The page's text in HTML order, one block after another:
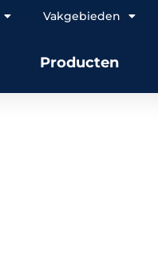
Vakgebieden
Producten